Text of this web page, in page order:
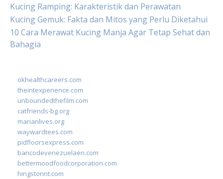
Kucing Ramping: Karakteristik dan Perawatan
Kucing Gemuk: Fakta dan Mitos yang Perlu Diketahui
10 Cara Merawat Kucing Manja Agar Tetap Sehat dan
Bahagia
okhealthcareers.com
theintexperience.com
unboundedthefilm.com
catfriends-bg.org
marianlives.org
waywardtees.com
pidfloorsexpress.com
bancodevenezuelaen.com
bettermoodfoodcorporation.com
hingstonnt.com